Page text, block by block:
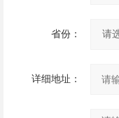
省份：
详细地址：